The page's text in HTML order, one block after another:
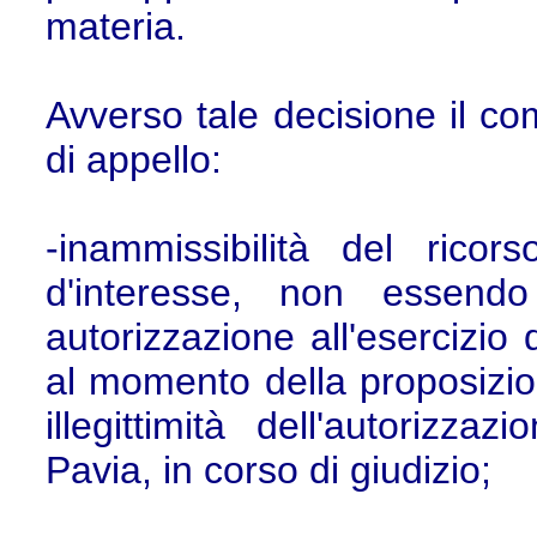
materia.
Avverso tale decisione il
di appello:
-inammissibilità del
d'interesse, non
autorizzazione
al momento della
illegittimità
Pavia, in corso di giudizio;